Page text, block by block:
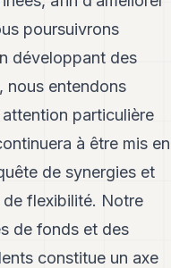
poursuivrons
développant des
nous entendons
particulière
à être mis en
de synergies et
de flexibilité. Notre
de fonds et des
constitue un axe